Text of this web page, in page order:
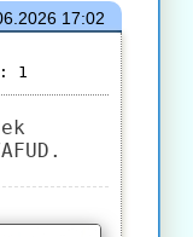
17:02
1